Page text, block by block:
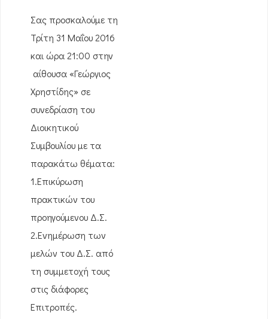
Σας προσκαλούμε τη
Τρίτη 31 Μαΐου 2016
και ώρα 21:00 στην
αίθουσα «Γεώργιος
Χρηστίδης» σε
συνεδρίαση του
Διοικητικού
Συμβουλίου με τα
παρακάτω θέματα:
1.Επικύρωση
πρακτικών του
προηγούμενου Δ.Σ.
2.Ενημέρωση των
μελών του Δ.Σ. από
τη συμμετοχή τους
στις διάφορες
Επιτροπές.